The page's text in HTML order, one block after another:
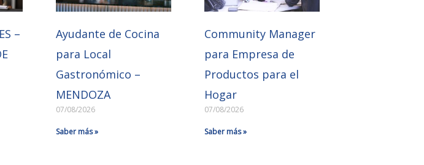
–
Ayudante de Cocina
para Local
Gastronómico –
MENDOZA
07/08/2026
Saber más »
Community Manager
para Empresa de
Productos para el
Hogar
07/08/2026
Saber más »